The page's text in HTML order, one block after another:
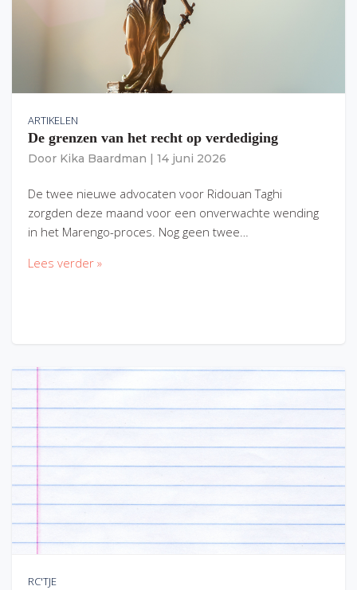
ARTIKELEN
De grenzen van het recht op verdediging
Door Kika Baardman 14 juni 2026
De twee nieuwe advocaten voor Ridouan Taghi
zorgden deze maand voor een onverwachte wending
in het Marengo-proces. Nog geen twee…
Lees verder »
RC'TJE